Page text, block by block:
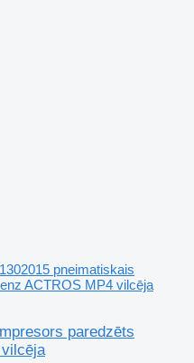
pneimatiskais
ACTROS MP4 vilcēja
paredzēts